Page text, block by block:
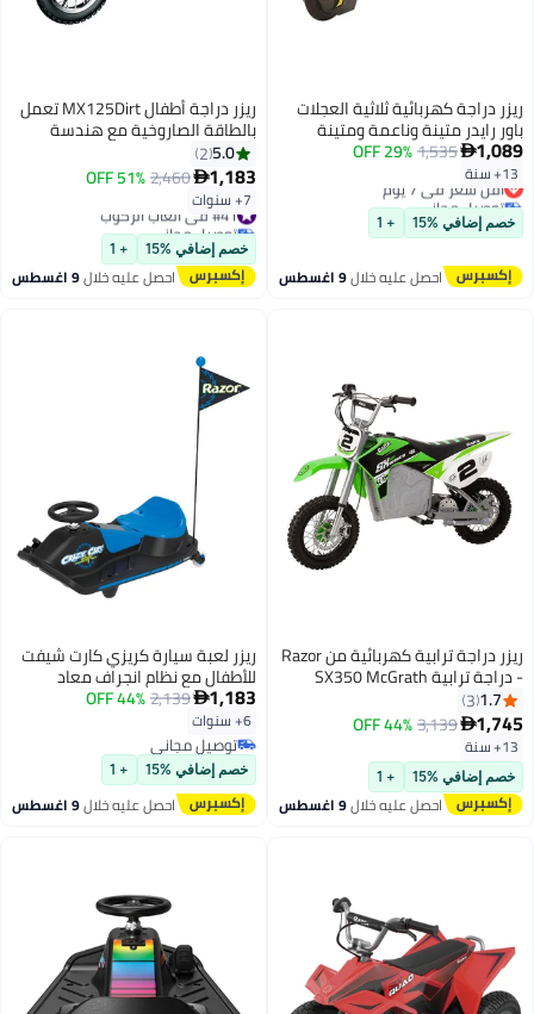
ريزر دراجة كهربائية ثلاثية العجلات
باور رايدر متينة وناعمة ومتينة
x 10بوصة
1,089
1,535
29% OFF
13+ سنةأقل سعر في 7 يوم
توصيل مجاني
أقل سعر في 7 يوم
خصم إضافي %15 + 1
احصل عليه خلال9 اغسطس
ريزر دراجة أطفال MX125Dirt تعمل
بالطاقة الصاروخية مع هندسة
موتوكروس الأصلية، دفع خلفي،
100 واط، عزم دوران عالي، محرك
يعمل بسلسلة لمدة 7 سنوات فما
فوق
5.0
2
1,183
2,460
51% OFF
7+ سنوات #41 في ألعاب الركوب
توصيل مجاني
#41 في ألعاب الركوب
خصم إضافي %15 + 1
احصل عليه خلال9 اغسطس
ريزر دراجة ترابية كهربائية من Razor
- دراجة ترابية SX350 McGrath
بسرعة قصوى تبلغ 14 ميلاً في
الساعة ومدة قيادة 30 دقيقة،
وإطارات موتوكروس مقاس 12
1.7
3
1,745
3,139
44% OFF
13+ سنة
خصم إضافي %15 + 1
احصل عليه خلال9 اغسطس
ريزر لعبة سيارة كريزي كارت شيفت
للأطفال مع نظام انجراف معاد
تصميمه لا يحتاج إلى صيانة أزرق
1,183
2,139
44% OFF
6+ سنوات
توصيل مجاني
توصيل مجاني
خصم إضافي %15 + 1
احصل عليه خلال9 اغسطس